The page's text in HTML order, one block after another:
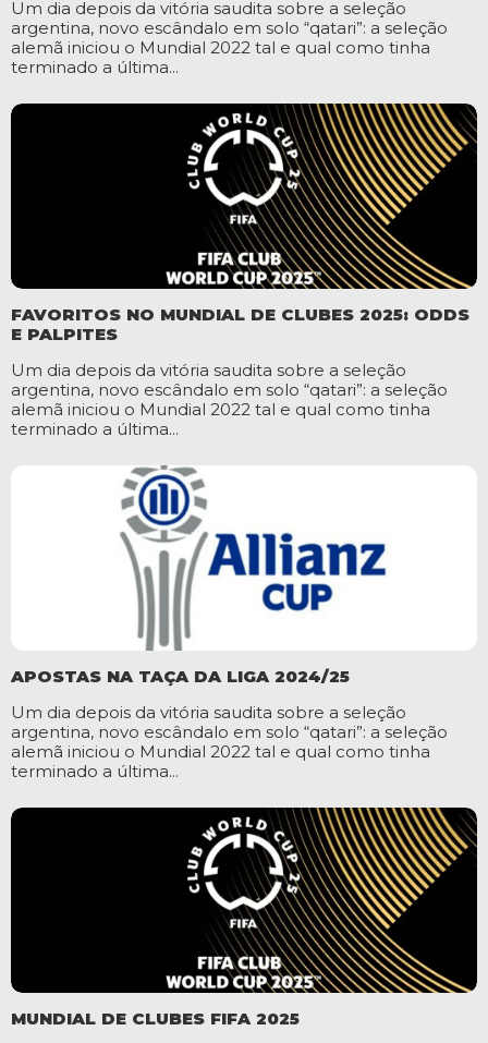
Um dia depois da vitória saudita sobre a seleção
argentina, novo escândalo em solo “qatari”: a seleção
alemã iniciou o Mundial 2022 tal e qual como tinha
terminado a última...
FAVORITOS NO MUNDIAL DE CLUBES 2025: ODDS
E PALPITES
Um dia depois da vitória saudita sobre a seleção
argentina, novo escândalo em solo “qatari”: a seleção
alemã iniciou o Mundial 2022 tal e qual como tinha
terminado a última...
APOSTAS NA TAÇA DA LIGA 2024/25
Um dia depois da vitória saudita sobre a seleção
argentina, novo escândalo em solo “qatari”: a seleção
alemã iniciou o Mundial 2022 tal e qual como tinha
terminado a última...
MUNDIAL DE CLUBES FIFA 2025